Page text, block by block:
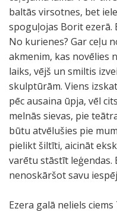
baltās virsotnes, bet
spoguļojas Borit ezerā.
No kurienes? Gar ceļu
akmenim, kas novēlies
laiks, vējš un smiltis
skulptūrām. Viens
pēc ausaina ūpja, vēl
melnās sievas, pie
būtu atvēlušies pie
pielikt šiltīti, aicināt
varētu stāstīt leģendas.
nenoskāršot savu
Ezera galā neliels